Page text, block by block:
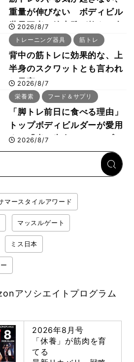
重量が伸びない ボディビル
世界王者・鈴木雅が教える食
事・睡眠・呼吸の整え方
2026/8/7
トレーニング器具 筋トレ
背中の筋トレに効果的な、上
半身のスクワットとも言われ
た最高マシン“ノーチラス・
プルオーバーマシン”とは？
2026/8/7
栄養素 フード＆サプリ
「脚トレ前日に食べる理由」
トップボディビルダーが愛用
する「米＋牛肉」のシンプル
回復メシとは？
2026/8/7
マースタイルアワード
マッスルゲート
ミス日本
アソシエイトプログラム
2026年8月号
「休養」が筋肉を育
てる